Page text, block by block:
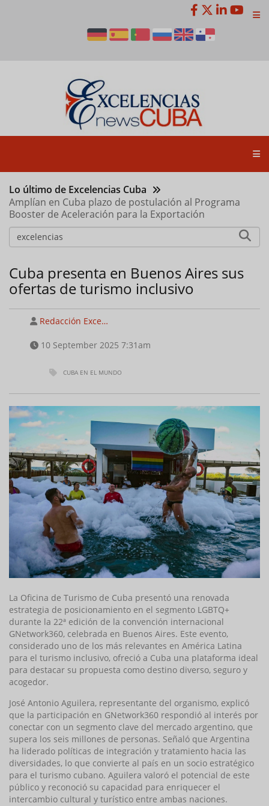
Lo último de Excelencias Cuba
Amplían en Cuba plazo de postulación al Programa
Booster de Aceleración para la Exportación
Cuba presenta en Buenos Aires sus
ofertas de turismo inclusivo
Redacción Exce…
10 September 2025 7:31am
CUBA EN EL MUNDO
La Oficina de Turismo de Cuba presentó una renovada
estrategia de posicionamiento en el segmento LGBTQ+
durante la 22ª edición de la convención internacional
GNetwork360, celebrada en Buenos Aires. Este evento,
considerado uno de los más relevantes en América Latina
para el turismo inclusivo, ofreció a Cuba una plataforma ideal
para destacar su propuesta como destino diverso, seguro y
acogedor.
José Antonio Aguilera, representante del organismo, explicó
que la participación en GNetwork360 respondió al interés por
conectar con un segmento clave del mercado argentino, que
supera los seis millones de personas. Señaló que Argentina
ha liderado políticas de integración y tratamiento hacia las
diversidades, lo que convierte al país en un socio estratégico
para el turismo cubano. Aguilera valoró el potencial de este
público y reconoció su capacidad para enriquecer el
intercambio cultural y turístico entre ambas naciones.